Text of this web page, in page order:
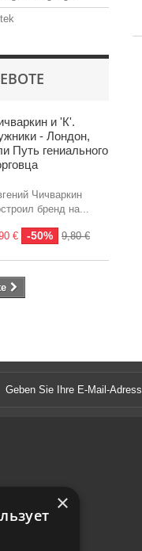
и 'К'.
- Лондон,
Путь гениального
Чичваркин
бренд на...
€ -50% 9,80 €
×